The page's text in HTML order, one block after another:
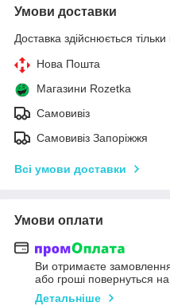
Умови доставки
Доставка здійснюється
Нова Пошта
Магазини Rozetka
Самовивіз
Самовивіз Запоріжжя
Всі умови доставки
Умови оплати
Ви отримаєте
або гроші повернуться
Детальніше